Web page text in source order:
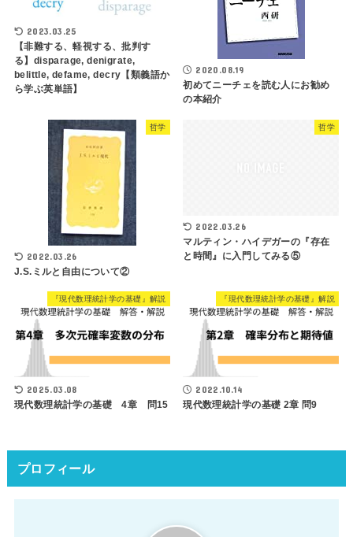
2023.03.25
【非難する、軽視する、批判す
る】disparage, denigrate,
belittle, defame, decry【類義語か
ら学ぶ英単語】
2020.08.19
初めてニーチェを読む人にお勧め
の本紹介
哲学
2022.03.26
J.S.ミルと自由について②
哲学
2022.03.26
マルティン・ハイデガーの『存在
と時間』に入門してみる⑤
『現代数理統計学の基礎』解説
2025.03.08
現代数理統計学の基礎 4章 問15
『現代数理統計学の基礎』解説
2022.10.14
現代数理統計学の基礎 2章 問9
プロフィール